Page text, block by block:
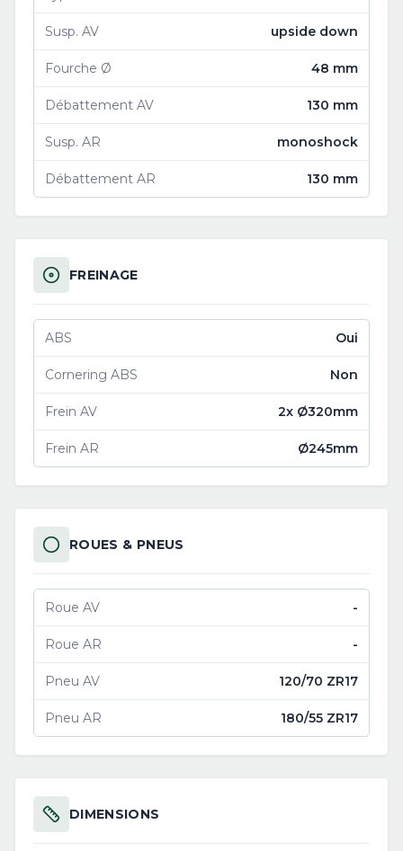
Susp. AV upside down
Fourche Ø 48 mm
Débattement AV 130 mm
Susp. AR monoshock
Débattement AR 130 mm
FREINAGE
ABS Oui
Cornering ABS Non
Frein AV 2x Ø320mm
Frein AR Ø245mm
ROUES & PNEUS
Roue AV -
Roue AR -
Pneu AV 120/70 ZR17
Pneu AR 180/55 ZR17
DIMENSIONS